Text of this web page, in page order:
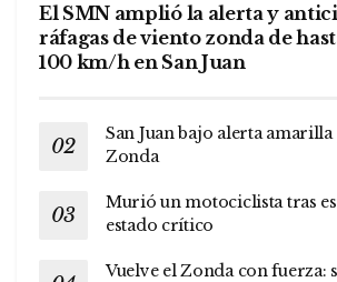
El SMN amplió la alerta y
ráfagas de viento zonda de
100 km/h en San Juan
San Juan bajo alerta
Zonda
Murió un motociclista tras
estado crítico
Vuelve el Zonda con fuerza: